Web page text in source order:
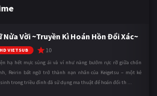
Nửa Vời ~Truyền Kì Hoán Hồn Đổi Xác~
VIETSUB 10
hạ hết mực sủng ái và ví như nàng bướm rực rỡ giữa chốn
Reirin bất ngờ trở thành nạn nhân của Keigetsu – một kẻ
trong triều đình đã sử dụng ma thuật để hoán đổi th ...